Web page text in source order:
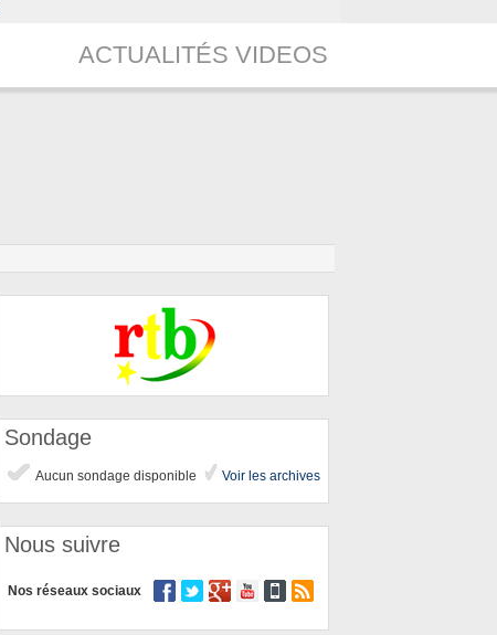
ACTUALITÉS VIDEOS
Sondage
Aucun sondage disponible Voir les archives
Nous suivre
Nos réseaux sociaux